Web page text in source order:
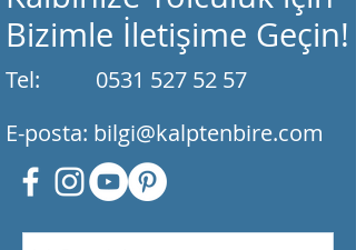
Bizimle İletişime Geçin!
Tel: 0531 527 52 57
E-posta: bilgi@kalptenbire.com